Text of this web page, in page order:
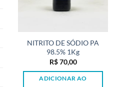
NITRITO DE SÓDIO PA
98.5% 1Kg
R$70,00
ADICIONAR AO